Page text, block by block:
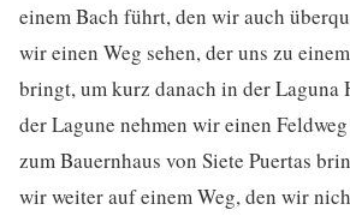
einem Bach führt, den wir auch
wir einen Weg sehen, der uns zu
bringt, um kurz danach in der Laguna
der Lagune nehmen wir einen
zum Bauernhaus von Siete Puertas
wir weiter auf einem Weg, den wir